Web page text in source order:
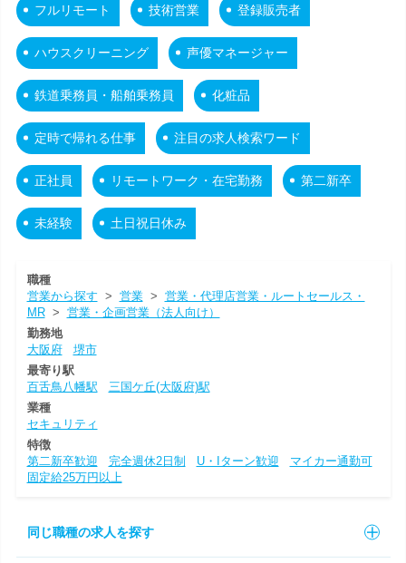
フルリモート 技術営業 登録販売者
ハウスクリーニング 声優マネージャー
鉄道乗務員・船舶乗務員 化粧品
定時で帰れる仕事 注目の求人検索ワード
正社員 リモートワーク・在宅勤務 第二新卒
未経験 土日祝日休み
職種
営業から探す > 営業> 営業・代理店営業・ルートセールス・
MR> 営業・企画営業（法人向け）
勤務地
大阪府
堺市
最寄り駅
百舌鳥八幡駅
三国ケ丘(大阪府)駅
業種
セキュリティ
特徴
第二新卒歓迎
完全週休2日制 U・Iターン歓迎
マイカー通勤可
固定給25万円以上
同じ職種の求人を探す